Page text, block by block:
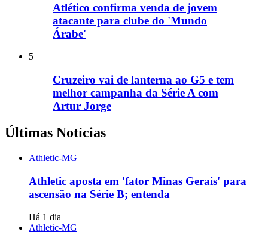
Atlético confirma venda de jovem
atacante para clube do 'Mundo
Árabe'
5
Cruzeiro vai de lanterna ao G5 e tem
melhor campanha da Série A com
Artur Jorge
Últimas Notícias
Athletic-MG
Athletic aposta em 'fator Minas Gerais' para
ascensão na Série B; entenda
Há 1 dia
Athletic-MG